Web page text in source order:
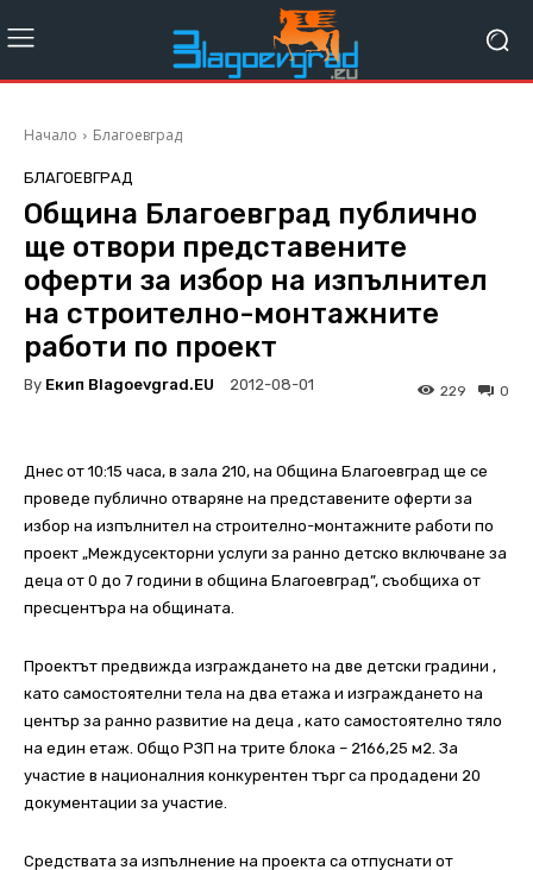
Начало Благоевград
БЛАГОЕВГРАД
Община Благоевград публично
ще отвори представените
оферти за избор на изпълнител
на строително-монтажните
работи по проект
By Екип Blagoevgrad.EU 2012-08-01 0
229
Днес от 10:15 часа, в зала 210, на Община Благоевград ще се
проведе публично отваряне на представените оферти за
избор на изпълнител на строително-монтажните работи по
проект „Междусекторни услуги за ранно детско включване за
деца от 0 до 7 години в община Благоевград”, съобщиха от
пресцентъра на общината.
Проектът предвижда изграждането на две детски градини ,
като самостоятелни тела на два етажа и изграждането на
център за ранно развитие на деца , като самостоятелно тяло
на един етаж. Общо РЗП на трите блока – 2166,25 м2. За
участие в националния конкурентен търг са продадени 20
документации за участие.
Средствата за изпълнение на проекта са отпуснати от